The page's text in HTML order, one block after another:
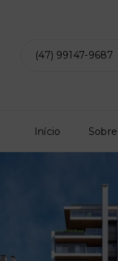
(47) 99147-9687
Início Sobre